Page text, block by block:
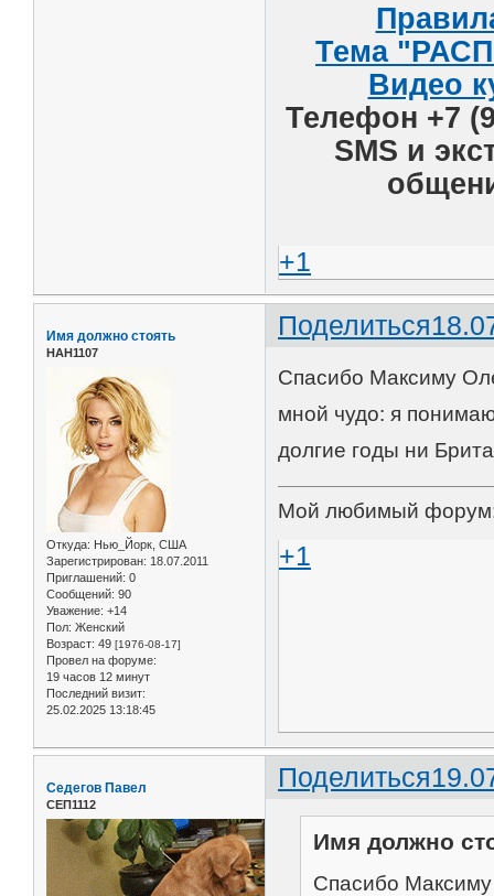
Тема
Видео
Телефон +7
SMS и
+1
Поделиться
Имя должно стоять
НАН1107
Откуда: Нью_Йорк, США
Зарегистрирован: 18.07.2011
Приглашений: 0
Сообщений: 90
Уважение: +14
Пол: Женский
Возраст: 49 [1976-08-17]
Провел на форуме:
19 часов 12 минут
Последний визит:
25.02.2025 13:18:45
Спасибо Максиму
мной чудо: я
долгие годы ни
Мой любимый
+1
Поделиться
Седегов Павел
СЕП1112
Имя должно
Спасибо Максиму